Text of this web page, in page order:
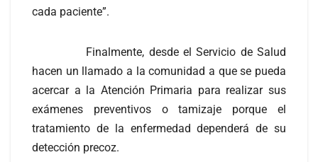
cada paciente”.
Finalmente, desde el Servicio de Salud
hacen un llamado a la comunidad a que se pueda
acercar a la Atención Primaria para realizar sus
exámenes preventivos o tamizaje porque el
tratamiento de la enfermedad dependerá de su
detección precoz.